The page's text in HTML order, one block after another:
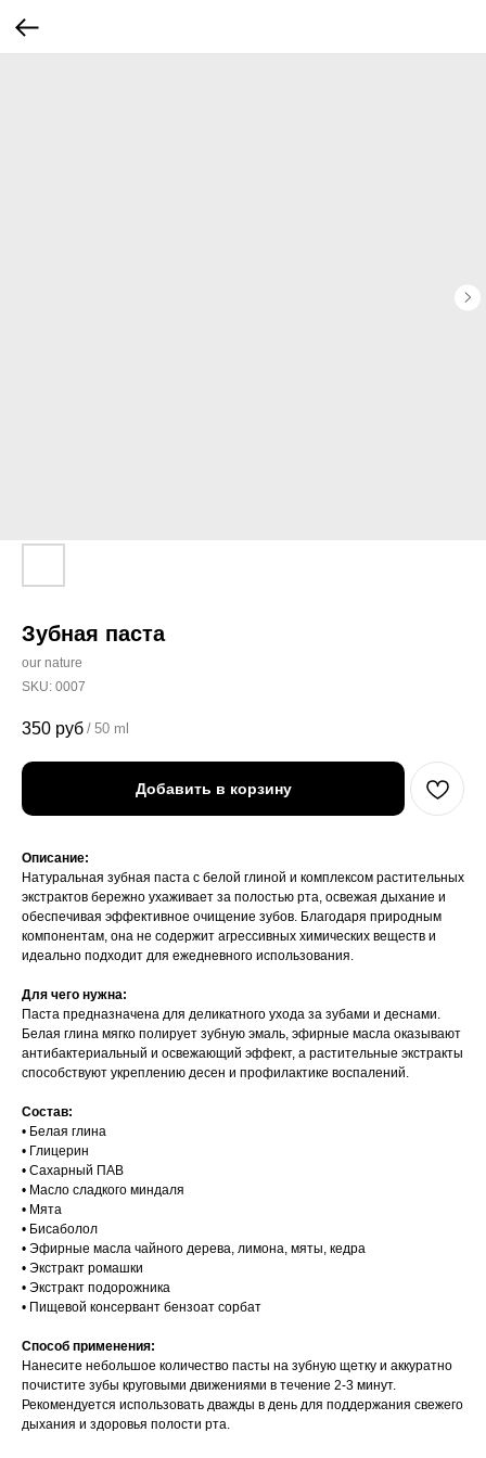
Зубная паста
our nature
SKU: 0007
350 руб / 50 ml
Добавить в корзину
Описание:
Натуральная зубная паста с белой глиной и комплексом растительных
экстрактов бережно ухаживает за полостью рта, освежая дыхание и
обеспечивая эффективное очищение зубов. Благодаря природным
компонентам, она не содержит агрессивных химических веществ и
идеально подходит для ежедневного использования.
Для чего нужна:
Паста предназначена для деликатного ухода за зубами и деснами.
Белая глина мягко полирует зубную эмаль, эфирные масла оказывают
антибактериальный и освежающий эффект, а растительные экстракты
способствуют укреплению десен и профилактике воспалений.
Состав:
• Белая глина
• Глицерин
• Сахарный ПАВ
• Масло сладкого миндаля
• Мята
• Бисаболол
• Эфирные масла чайного дерева, лимона, мяты, кедра
• Экстракт ромашки
• Экстракт подорожника
• Пищевой консервант бензоат сорбат
Способ применения:
Нанесите небольшое количество пасты на зубную щетку и аккуратно
почистите зубы круговыми движениями в течение 2-3 минут.
Рекомендуется использовать дважды в день для поддержания свежего
дыхания и здоровья полости рта.